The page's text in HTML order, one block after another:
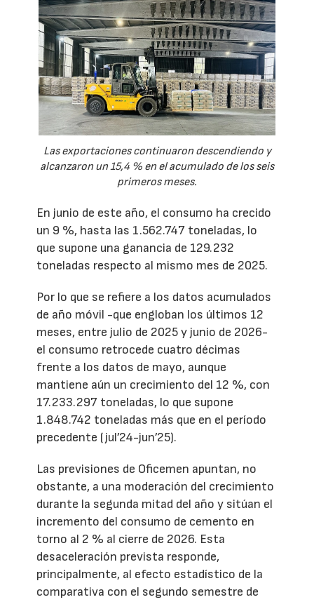
Las exportaciones continuaron descendiendo y
alcanzaron un 15,4 % en el acumulado de los seis
primeros meses.
En junio de este año, el consumo ha crecido
un 9 %, hasta las 1.562.747 toneladas, lo
que supone una ganancia de 129.232
toneladas respecto al mismo mes de 2025.
Por lo que se refiere a los datos acumulados
de año móvil -que engloban los últimos 12
meses, entre julio de 2025 y junio de 2026-
el consumo retrocede cuatro décimas
frente a los datos de mayo, aunque
mantiene aún un crecimiento del 12 %, con
17.233.297 toneladas, lo que supone
1.848.742 toneladas más que en el período
precedente (jul’24-jun’25).
Las previsiones de Oficemen apuntan, no
obstante, a una moderación del crecimiento
durante la segunda mitad del año y sitúan el
incremento del consumo de cemento en
torno al 2 % al cierre de 2026. Esta
desaceleración prevista responde,
principalmente, al efecto estadístico de la
comparativa con el segundo semestre de